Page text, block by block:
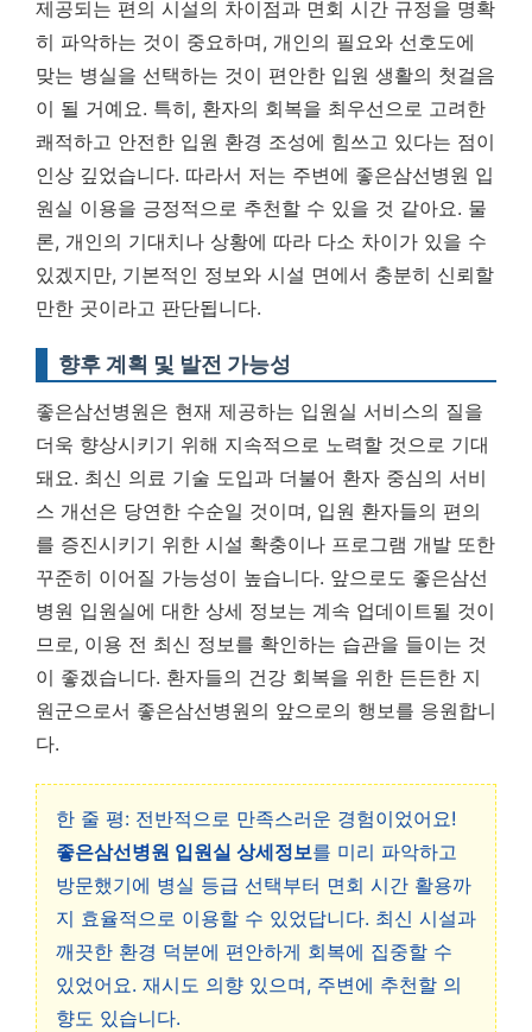
제공되는 편의 시설의 차이점과 면회 시간 규정을 명확
히 파악하는 것이 중요하며, 개인의 필요와 선호도에
맞는 병실을 선택하는 것이 편안한 입원 생활의 첫걸음
이 될 거예요. 특히, 환자의 회복을 최우선으로 고려한
쾌적하고 안전한 입원 환경 조성에 힘쓰고 있다는 점이
인상 깊었습니다. 따라서 저는 주변에 좋은삼선병원 입
원실 이용을 긍정적으로 추천할 수 있을 것 같아요. 물
론, 개인의 기대치나 상황에 따라 다소 차이가 있을 수
있겠지만, 기본적인 정보와 시설 면에서 충분히 신뢰할
만한 곳이라고 판단됩니다.
향후 계획 및 발전 가능성
좋은삼선병원은 현재 제공하는 입원실 서비스의 질을
더욱 향상시키기 위해 지속적으로 노력할 것으로 기대
돼요. 최신 의료 기술 도입과 더불어 환자 중심의 서비
스 개선은 당연한 수순일 것이며, 입원 환자들의 편의
를 증진시키기 위한 시설 확충이나 프로그램 개발 또한
꾸준히 이어질 가능성이 높습니다. 앞으로도 좋은삼선
병원 입원실에 대한 상세 정보는 계속 업데이트될 것이
므로, 이용 전 최신 정보를 확인하는 습관을 들이는 것
이 좋겠습니다. 환자들의 건강 회복을 위한 든든한 지
원군으로서 좋은삼선병원의 앞으로의 행보를 응원합니
다.
한 줄 평: 전반적으로 만족스러운 경험이었어요!
좋은삼선병원 입원실 상세정보를 미리 파악하고
방문했기에 병실 등급 선택부터 면회 시간 활용까
지 효율적으로 이용할 수 있었답니다. 최신 시설과
깨끗한 환경 덕분에 편안하게 회복에 집중할 수
있었어요. 재시도 의향 있으며, 주변에 추천할 의
향도 있습니다.